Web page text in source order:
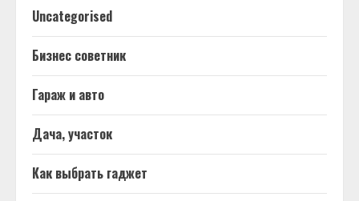
Uncategorised
Бизнес советник
Гараж и авто
Дача, участок
Как выбрать гаджет